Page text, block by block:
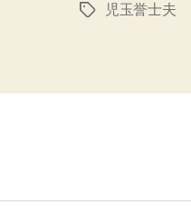
タ
児玉誉士夫